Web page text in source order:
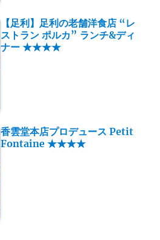
【足利】足利の老舗洋食店 “レ
ストラン ポルカ” ランチ&ディ
ナー ★★★★
香雲堂本店プロデュース Petit
Fontaine ★★★★